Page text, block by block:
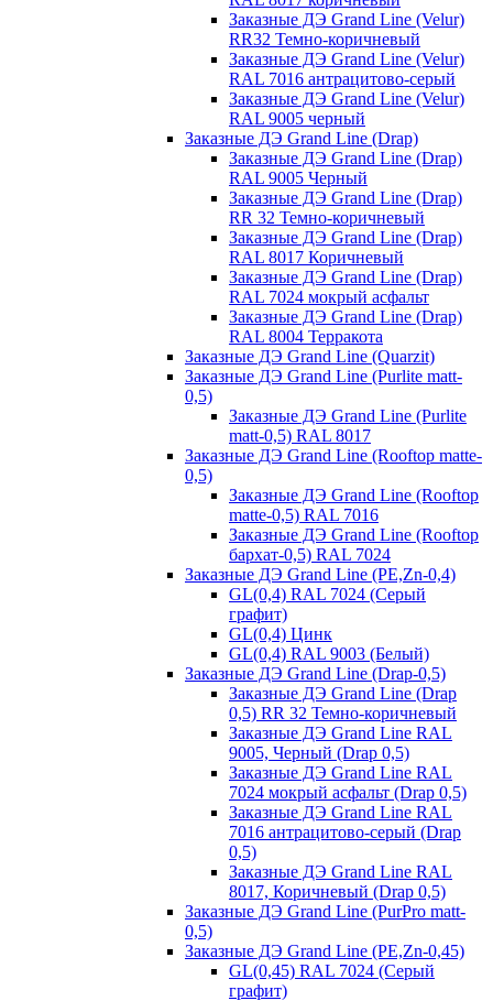
Заказные ДЭ Grand Line (Velur)
RR32 Темно-коричневый
Заказные ДЭ Grand Line (Velur)
RAL 7016 антрацитово-серый
Заказные ДЭ Grand Line (Velur)
RAL 9005 черный
Заказные ДЭ Grand Line (Drap)
Заказные ДЭ Grand Line (Drap)
RAL 9005 Черный
Заказные ДЭ Grand Line (Drap)
RR 32 Темно-коричневый
Заказные ДЭ Grand Line (Drap)
RAL 8017 Коричневый
Заказные ДЭ Grand Line (Drap)
RAL 7024 мокрый асфальт
Заказные ДЭ Grand Line (Drap)
RAL 8004 Терракота
Заказные ДЭ Grand Line (Quarzit)
Заказные ДЭ Grand Line (Purlite matt-
0,5)
Заказные ДЭ Grand Line (Purlite
matt-0,5) RAL 8017
Заказные ДЭ Grand Line (Rooftop matte-
0,5)
Заказные ДЭ Grand Line (Rooftop
matte-0,5) RAL 7016
Заказные ДЭ Grand Line (Rooftop
бархат-0,5) RAL 7024
Заказные ДЭ Grand Line (PE,Zn-0,4)
GL(0,4) RAL 7024 (Серый
графит)
GL(0,4) Цинк
GL(0,4) RAL 9003 (Белый)
Заказные ДЭ Grand Line (Drap-0,5)
Заказные ДЭ Grand Line (Drap
0,5) RR 32 Темно-коричневый
Заказные ДЭ Grand Line RAL
9005, Черный (Drap 0,5)
Заказные ДЭ Grand Line RAL
7024 мокрый асфальт (Drap 0,5)
Заказные ДЭ Grand Line RAL
7016 антрацитово-серый (Drap
0,5)
Заказные ДЭ Grand Line RAL
8017, Коричневый (Drap 0,5)
Заказные ДЭ Grand Line (PurPro matt-
0,5)
Заказные ДЭ Grand Line (PE,Zn-0,45)
GL(0,45) RAL 7024 (Серый
графит)